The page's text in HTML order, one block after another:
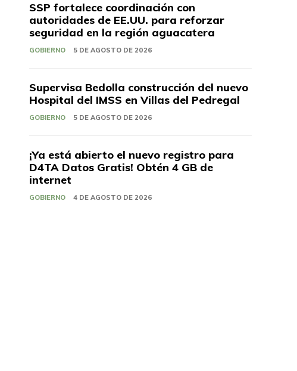
SSP fortalece coordinación con
autoridades de EE.UU. para reforzar
seguridad en la región aguacatera
GOBIERNO 5 DE AGOSTO DE 2026
Supervisa Bedolla construcción del nuevo
Hospital del IMSS en Villas del Pedregal
GOBIERNO 5 DE AGOSTO DE 2026
¡Ya está abierto el nuevo registro para
D4TA Datos Gratis! Obtén 4 GB de
internet
GOBIERNO 4 DE AGOSTO DE 2026